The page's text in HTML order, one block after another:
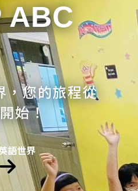
ABC
，您的旅程從
始！
語世界